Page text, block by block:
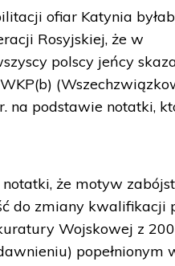
ofiar Katynia
Rosyjskiej, że w
polscy jeńcy
na podstawie notatki,
że motyw
do zmiany kwalifikacji
Wojskowej z
popełnionym